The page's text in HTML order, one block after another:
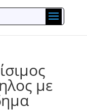
με